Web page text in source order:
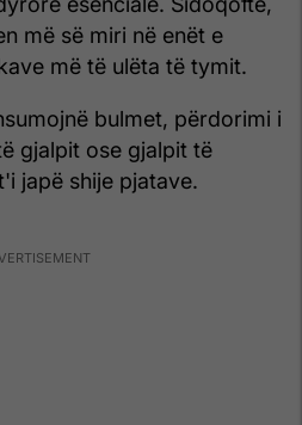
më së miri në enët e
më të ulëta të tymit.
bulmet, përdorimi i
gjalpit ose gjalpit të
japë shije pjatave.